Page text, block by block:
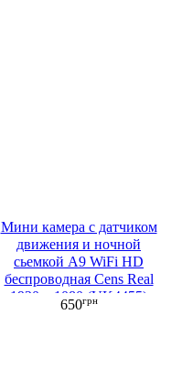
Мини камера с датчиком
движения и ночной
сьемкой A9 WiFi HD
беспроводная Cens Real
1920 х 1080 (VK4455)
650грн